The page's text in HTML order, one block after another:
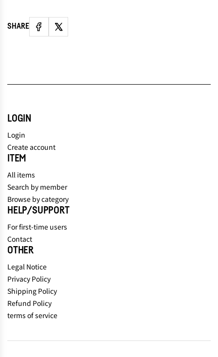
SHARE
LOGIN
Login
Create account
ITEM
All items
Search by member
Browse by category
HELP/SUPPORT
For first-time users
Contact
OTHER
Legal Notice
Privacy Policy
Shipping Policy
Refund Policy
terms of service